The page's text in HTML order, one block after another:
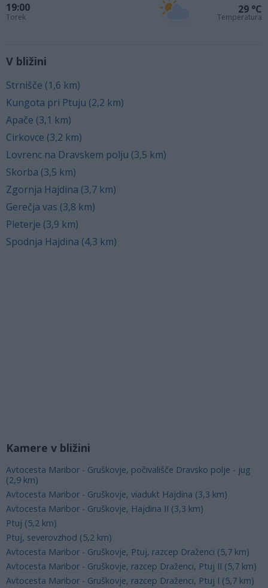
19:00
Torek
29 °C
Temperatura
V bližini
Strnišče (1,6 km)
Kungota pri Ptuju (2,2 km)
Apače (3,1 km)
Cirkovce (3,2 km)
Lovrenc na Dravskem polju (3,5 km)
Skorba (3,5 km)
Zgornja Hajdina (3,7 km)
Gerečja vas (3,8 km)
Pleterje (3,9 km)
Spodnja Hajdina (4,3 km)
Kamere v bližini
Avtocesta Maribor - Gruškovje, počivališče Dravsko polje - jug
(2,9 km)
Avtocesta Maribor - Gruškovje, viadukt Hajdina (3,3 km)
Avtocesta Maribor - Gruškovje, Hajdina II (3,3 km)
Ptuj (5,2 km)
Ptuj, severovzhod (5,2 km)
Avtocesta Maribor - Gruškovje, Ptuj, razcep Draženci (5,7 km)
Avtocesta Maribor - Gruškovje, razcep Draženci, Ptuj II (5,7 km)
Avtocesta Maribor - Gruškovje, razcep Draženci, Ptuj I (5,7 km)